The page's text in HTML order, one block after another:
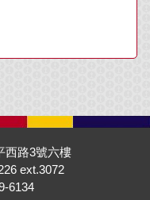
西路3號六樓
ext.3072
6134